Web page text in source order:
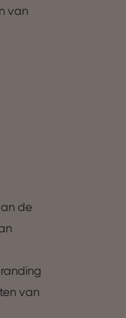
van
de
van